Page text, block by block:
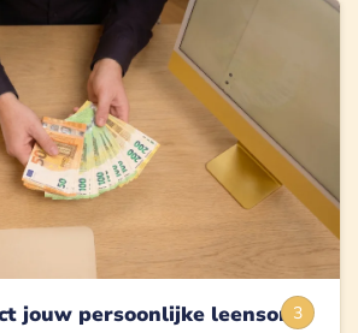
3
jouw persoonlijke leensom